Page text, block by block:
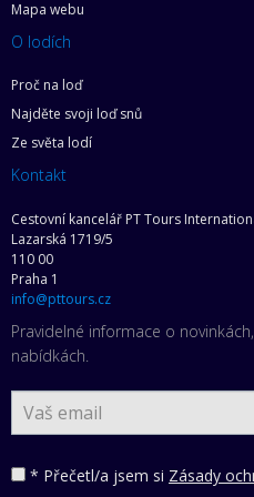
Mapa webu
O lodích
Proč na loď
Najděte svoji loď snů
Ze světa lodí
Kontakt
Cestovní kancelář PT Tours
Lazarská 1719/5
110 00
Praha 1
info@pttours.cz
Pravidelné informace o
nabídkách.
* Přečetl/a jsem si Zásady